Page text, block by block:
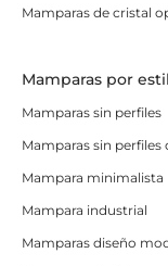
Mamparas de cristal
Mamparas por
Mamparas sin perfiles
Mamparas sin perfiles
Mampara minimalista
Mampara industrial
Mamparas diseño